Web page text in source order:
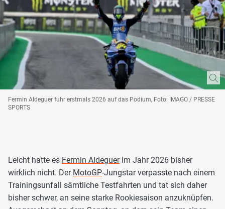
Fermin Aldeguer fuhr erstmals 2026 auf das Podium, Foto: IMAGO / PRESSE
SPORTS
Leicht hatte es Fermin Aldeguerim Jahr 2026 bisher
wirklich nicht. Der MotoGP-Jungstar verpasste nach einem
Trainingsunfall sämtliche Testfahrten und tat sich daher
bisher schwer, an seine starke Rookiesaison anzuknüpfen.